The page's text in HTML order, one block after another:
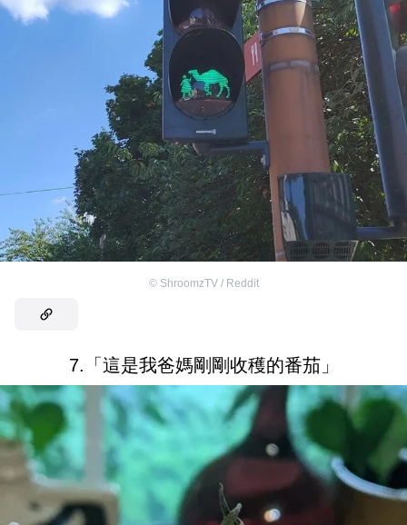
© ShroomzTV / Reddit
7.「這是我爸媽剛剛收穫的番茄」